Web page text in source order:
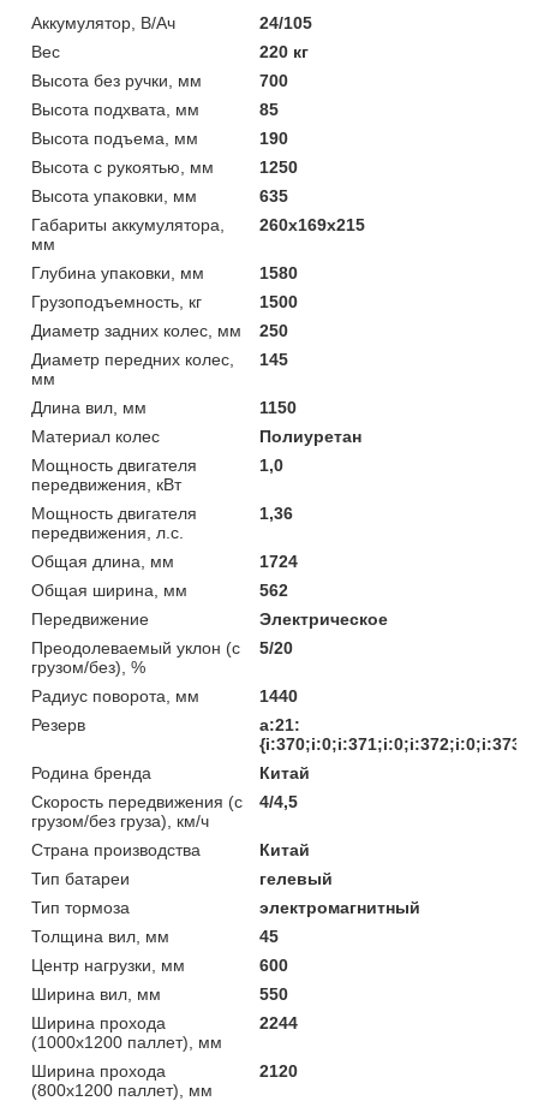
Аккумулятор, В/Ач
24/105
Вес
220 кг
Высота без ручки, мм
700
Высота подхвата, мм
85
Высота подъема, мм
190
Высота с рукоятью, мм
1250
Высота упаковки, мм
635
Габариты аккумулятора,
мм
260х169х215
Глубина упаковки, мм
1580
Грузоподъемность, кг
1500
Диаметр задних колес, мм
250
Диаметр передних колес,
мм
145
Длина вил, мм
1150
Материал колес
Полиуретан
Мощность двигателя
передвижения, кВт
1,0
Мощность двигателя
передвижения, л.с.
1,36
Общая длина, мм
1724
Общая ширина, мм
562
Передвижение
Электрическое
Преодолеваемый уклон (с
грузом/без), %
5/20
Радиус поворота, мм
1440
Резерв
a:21:
Родина бренда
Китай
Скорость передвижения (с
грузом/без груза), км/ч
4/4,5
Страна производства
Китай
Тип батареи
гелевый
Тип тормоза
электромагнитный
Толщина вил, мм
45
Центр нагрузки, мм
600
Ширина вил, мм
550
Ширина прохода
(1000х1200 паллет), мм
2244
Ширина прохода
(800х1200 паллет), мм
2120